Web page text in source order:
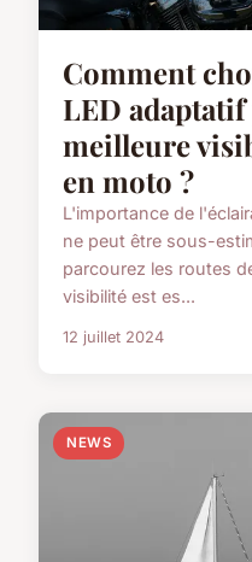
Comment
LED
meilleure
en moto ?
L'importance de
ne peut être sous-
parcourez les routes
visibilité est es...
12 juillet 2024
NEWS